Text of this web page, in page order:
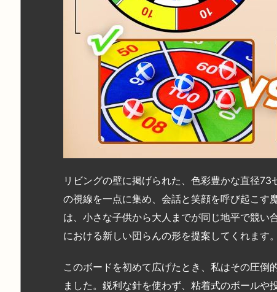
リビングの壁に掲げられた、色彩豊かな直径
の視線を一点に集め、会話と笑顔を呼び起こす
は、小さな子供から大人までが同じ地平で競い
における新しい団らんの形を提案してくれます。
このボードを初めて広げたとき、私はその圧倒
ました。鋭利な針を使わず、粘着式のボールや